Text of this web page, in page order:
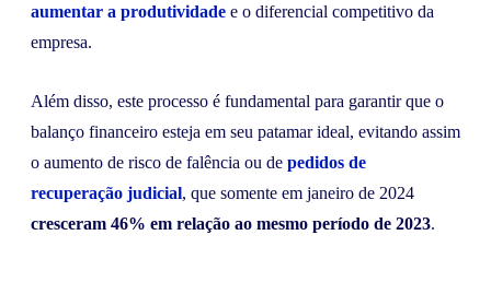
aumentar a produtividade e o diferencial competitivo da
empresa.
Além disso, este processo é fundamental para garantir que o
balanço financeiro esteja em seu patamar ideal, evitando assim
o aumento de risco de falência ou de pedidos de
recuperação judicial, que somente em janeiro de 2024
cresceram 46% em relação ao mesmo período de 2023.